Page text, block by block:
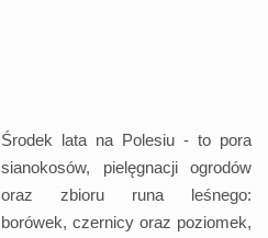
Środek lata na Polesiu - to pora
sianokosów, pielęgnacji ogrodów
oraz zbioru runa leśnego:
borówek, czernicy oraz poziomek,